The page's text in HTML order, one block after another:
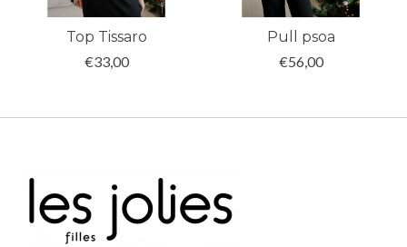
Top Tissaro
€33,00
Pull psoa
€56,00